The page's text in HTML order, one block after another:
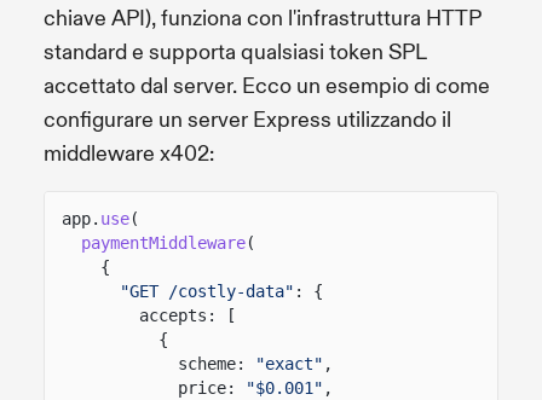
chiave API), funziona con l'infrastruttura HTTP
standard e supporta qualsiasi token SPL
accettato dal server. Ecco un esempio di come
configurare un server Express utilizzando il
middleware x402:
app. use(
paymentMiddleware(
{
"GET /costly-data" : {
accepts: [
{
scheme:
"exact" ,
price:
"$0.001" ,